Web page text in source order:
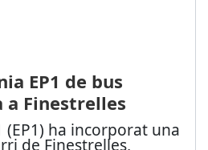
EP1 de bus
a Finestrelles
(EP1) ha incorporat una
de Finestrelles,